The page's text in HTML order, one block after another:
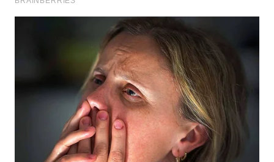
TAPANULI
TENGAH